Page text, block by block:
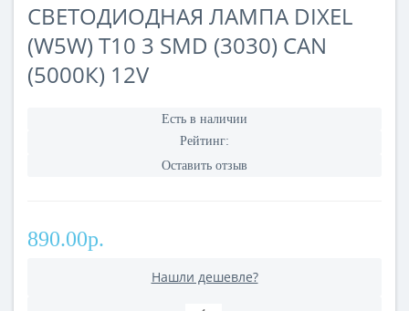
СВЕТОДИОДНАЯ ЛАМПА DIXEL
(W5W) T10 3 SMD (3030) CAN
(5000К) 12V
Есть в наличии
Рейтинг:
Оставить отзыв
890.00р.
Нашли дешевле?